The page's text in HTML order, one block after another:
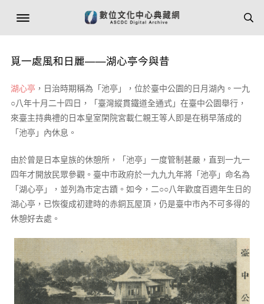
覓一處風和日麗——湖心亭今與昔
湖心亭 ，日治時期稱為「池亭」，位於臺中公園的日月湖內。一九
○八年十月二十四日，「臺灣縱貫鐵道全通式」在臺中公園舉行，
來臺主持典禮的日本皇室閑院宮載仁親王等人即是在稍早落成的
「池亭」內休息。
由於曾是日本皇族的休憩所，「池亭」一度管制甚嚴，直到一九一
四年才開放民眾參觀。臺中市政府於一九九九年將「池亭」命名為
「湖心亭」，並列為市定古蹟。如今，二○○八年歡度百週年生日的
湖心亭，已恢復成初建時的赤銅瓦屋頂，仍是臺中市內不可多得的
休憩好去處。